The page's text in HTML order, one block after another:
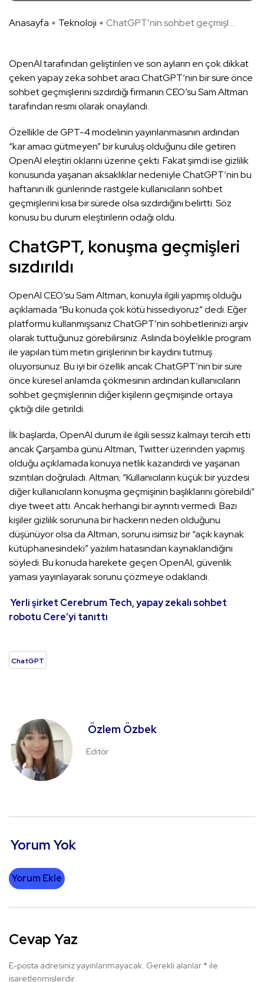
Anasayfa Teknoloji ChatGPT’nin sohbet geçmişl ...
OpenAl tarafından geliştirilen ve son ayların en çok dikkat
çeken yapay zeka sohbet aracı ChatGPT’nin bir süre önce
sohbet geçmişlerini sızdırdığı firmanın CEO’su Sam Altman
tarafından resmi olarak onaylandı.
Özellikle de GPT-4 modelinin yayınlanmasının ardından
“kar amacı gütmeyen” bir kuruluş olduğunu dile getiren
OpenAl eleştiri oklarını üzerine çekti. Fakat şimdi ise gizlilik
konusunda yaşanan aksaklıklar nedeniyle ChatGPT’nin bu
haftanın ilk günlerinde rastgele kullanıcıların sohbet
geçmişlerini kısa bir sürede olsa sızdırdığını belirtti. Söz
konusu bu durum eleştirilerin odağı oldu.
ChatGPT, konuşma geçmişleri
sızdırıldı
OpenAI CEO’su Sam Altman, konuyla ilgili yapmış olduğu
açıklamada “Bu konuda çok kötü hissediyoruz” dedi. Eğer
platformu kullanmışsanız ChatGPT’nin sohbetlerinizi arşiv
olarak tuttuğunuz görebilirsiniz. Aslında böylelikle program
ile yapılan tüm metin girişlerinin bir kaydını tutmuş
oluyorsunuz. Bu iyi bir özellik ancak ChatGPT’nin bir süre
önce küresel anlamda çökmesinin ardından kullanıcıların
sohbet geçmişlerinin diğer kişilerin geçmişinde ortaya
çıktığı dile getirildi.
İlk başlarda, OpenAl durum ile ilgili sessiz kalmayı tercih etti
ancak Çarşamba günü Altman, Twitter üzerinden yapmış
olduğu açıklamada konuya netlik kazandırdı ve yaşanan
sızıntıları doğruladı. Altman; “Kullanıcıların küçük bir yüzdesi
diğer kullanıcıların konuşma geçmişinin başlıklarını görebildi”
diye tweet attı. Ancak herhangi bir ayrıntı vermedi. Bazı
kişiler gizlilik sorununa bir hackerın neden olduğunu
düşünüyor olsa da Altman, sorunu isimsiz bir “açık kaynak
kütüphanesindeki” yazılım hatasından kaynaklandığını
söyledi. Bu konuda harekete geçen OpenAl, güvenlik
yaması yayınlayarak sorunu çözmeye odaklandı.
Yerli şirket Cerebrum Tech, yapay zekalı sohbet
robotu Cere’yi tanıttı
ChatGPT
Özlem Özbek
Editör
Yorum Yok
Yorum Ekle
Cevap Yaz
E-posta adresiniz yayınlanmayacak. Gerekli alanlar * ile
işaretlenmişlerdir